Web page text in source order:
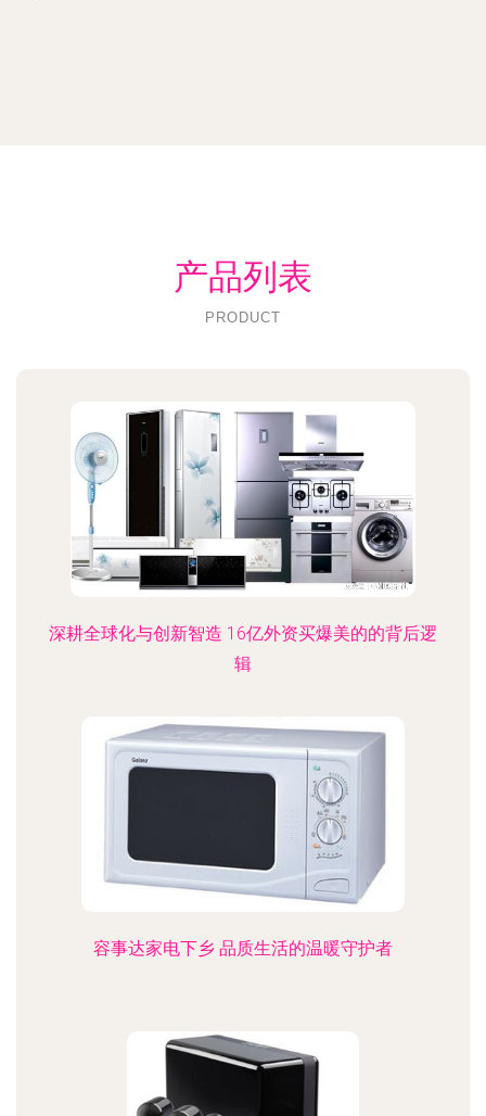
产品列表
PRODUCT
深耕全球化与创新智造 16亿外资买爆美的的背后逻
辑
容事达家电下乡 品质生活的温暖守护者